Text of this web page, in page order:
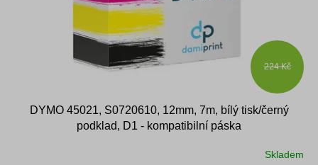
224 Kč
DYMO 45021, S0720610, 12mm, 7m, bílý tisk/černý
podklad, D1 - kompatibilní páska
Skladem